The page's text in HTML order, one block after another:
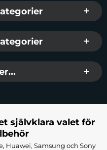
självklara valet för
Huawei, Samsung och Sony